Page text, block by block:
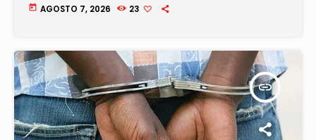
today AGOSTO 7, 2026 23
insert_link